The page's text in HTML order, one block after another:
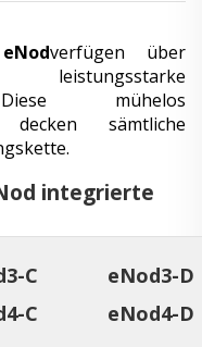
verfügen über
Diese mühelos
decken sämtliche
integrierte
C
C
eNod3-D
eNod4-D